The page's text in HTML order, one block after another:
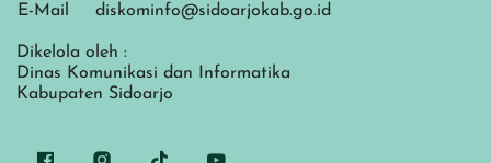
E-Mail
diskominfo@sidoarjokab.go.id
Dikelola oleh :
Dinas Komunikasi dan Informatika
Kabupaten Sidoarjo